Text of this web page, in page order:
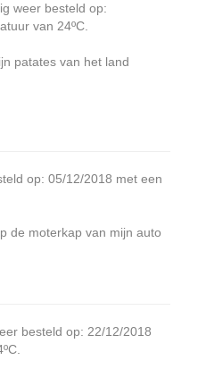
weer besteld op:
van 24ºC.
patates van het land
op: 05/12/2018 met een
de moterkap van mijn auto
besteld op: 22/12/2018